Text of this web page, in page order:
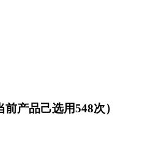
前产品己选用548次）